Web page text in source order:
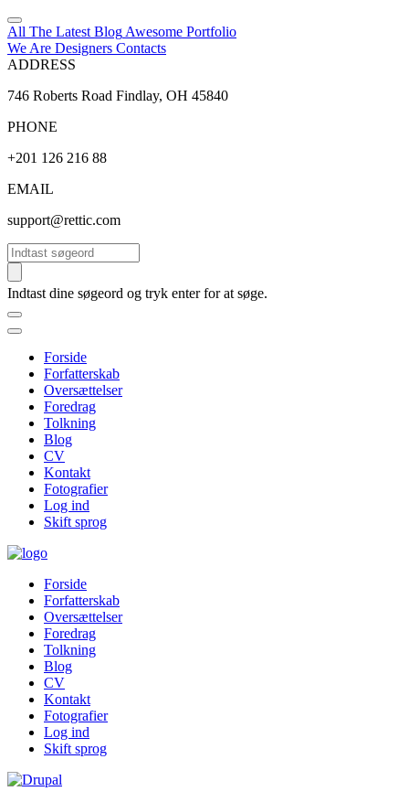
All The Latest Blog Awesome Portfolio
We Are Designers Contacts
ADDRESS
746 Roberts Road Findlay, OH 45840
PHONE
+201 126 216 88
EMAIL
support@rettic.com
Søg
Indtast dine søgeord og tryk enter for at søge.
Forside
Forfatterskab
Oversættelser
Foredrag
Tolkning
Blog
CV
Kontakt
Fotografier
Log ind
Skift sprog
Forside
Forfatterskab
Oversættelser
Foredrag
Tolkning
Blog
CV
Kontakt
Fotografier
Log ind
Skift sprog